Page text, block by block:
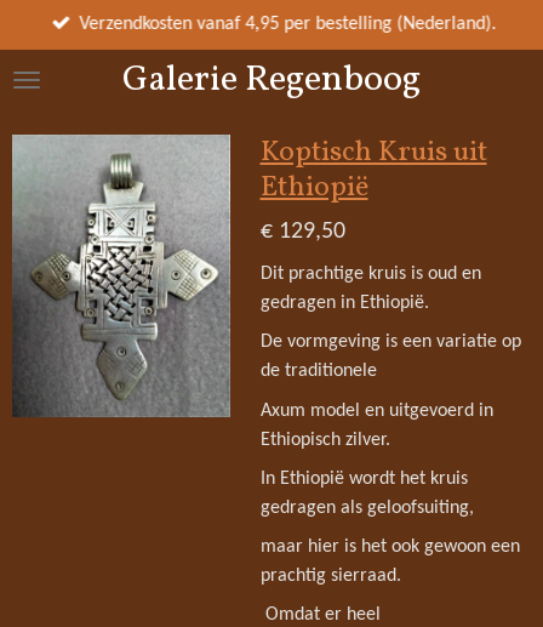
direct
naar
hoofdinhoud
Galerie Regenboog
Verzendkosten vanaf 4,95 per bestelling (Nederland).
Koptisch Kruis uit
Ethiopië
€ 129,50
Dit prachtige kruis is oud en
gedragen in Ethiopië.
De vormgeving is een variatie op
de traditionele
Axum model en uitgevoerd in
Ethiopisch zilver.
In Ethiopië wordt het kruis
gedragen als geloofsuiting,
maar hier is het ook gewoon een
prachtig sierraad.
Omdat er heel